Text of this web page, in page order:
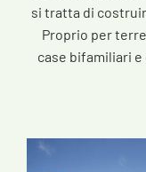
si tratta di
Proprio per
case bifamiliari